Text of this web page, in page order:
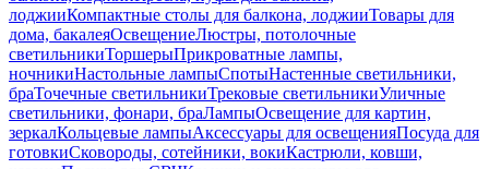
лоджииКомпактные столы для балкона, лоджииТовары для
дома, бакалеяОсвещениеЛюстры, потолочные
светильникиТоршерыПрикроватные лампы,
ночникиНастольные лампыСпотыНастенные светильники,
браТочечные светильникиТрековые светильникиУличные
светильники, фонари, браЛампыОсвещение для картин,
зеркалКольцевые лампыАксессуары для освещенияПосуда для
готовкиСковороды, сотейники, вокиКастрюли, ковши,